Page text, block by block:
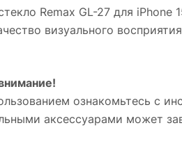
Remax GL-27 для iPhone
визуального
ознакомьтесь с
аксессуарами может